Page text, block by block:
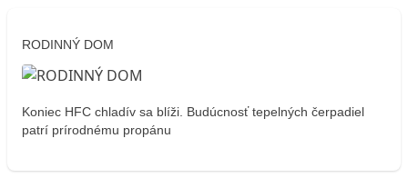
RODINNÝ DOM
Koniec HFC chladív sa blíži. Budúcnosť tepelných čerpadiel
patrí prírodnému propánu